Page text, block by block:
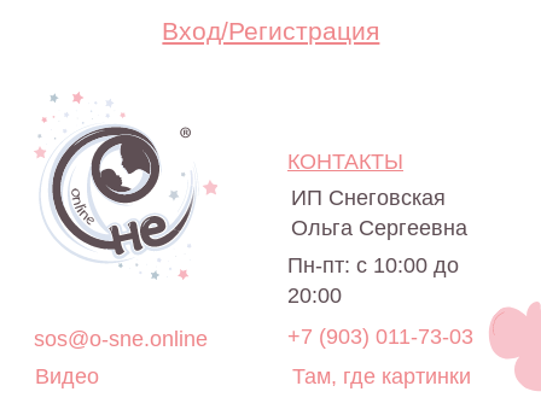
с письменного разрешения автора
и с обязательным указанием гиперссылки
исключительно информационно-образовательный
характер и не применимы к детям, имеющим
проблемы с развитием или здоровьем. А также
не могут рассматриваться как медицинские
рекомендации по диагностике и лечению. Все
публикации, видео, советы и консультации
не являются медицинскими, не могут отменить или
заменить назначений врача и применимы к детям,
признанным наблюдающими их врачами
здоровыми.
Портал o-sne.online не несёт ответственности
за неверное толкование, ошибочное или
материалов, представленных на сайте или данных
в процессе консультаций. Если состояние здоровья
вашего ребёнка вызывает у вас беспокойство,
наблюдаются проблемы сна, являющиеся